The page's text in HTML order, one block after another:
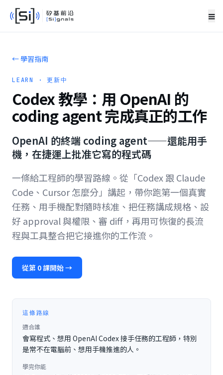
≡
← 學習指南
LEARN ·更新中
Codex 教學：用 OpenAI 的
coding agent 完成真正的工作
OpenAI 的終端 coding agent——還能用手
機，在捷運上批准它寫的程式碼
一條給工程師的學習路線。從「Codex 跟 Claude
Code、Cursor 怎麼分」講起，帶你跑第一個真實
任務、用手機配對隨時核准、把任務講成規格、設
好 approval 與權限、審 diff，再用可恢復的長流
程與工具整合把它接進你的工作流。
從第 0 課開始 →
這條路線
適合誰
會寫程式、想用 OpenAI Codex 接手任務的工程師，特別
是常不在電腦前、想用手機推進的人。
學完你能